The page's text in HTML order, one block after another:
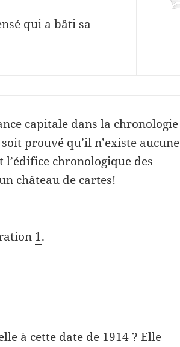
qui a bâti sa
capitale dans la chronologie
prouvé qu’il n’existe aucune
chronologique des
château de cartes!
1.
à cette date de 1914 ? Elle